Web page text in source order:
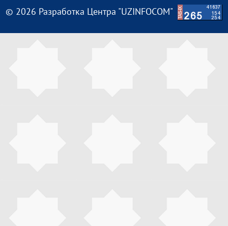
© 2026 Разработка Центра "UZINFOCOM"